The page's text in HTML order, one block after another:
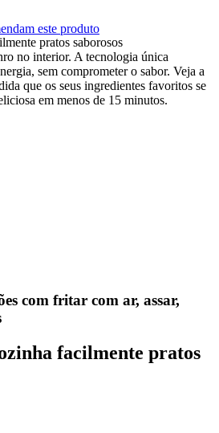
este produto
pratos saborosos
no interior. A tecnologia única
sem comprometer o sabor. Veja a
que os seus ingredientes favoritos se
em menos de 15 minutos.
com fritar com ar, assar,
facilmente pratos